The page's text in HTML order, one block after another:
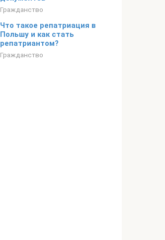
Гражданство
Что такое репатриация в
Польшу и как стать
репатриантом?
Гражданство